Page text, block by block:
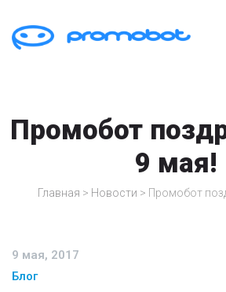
Промобот
9 мая!
Главная > Новости > Промобот
9 мая, 2017
Блог